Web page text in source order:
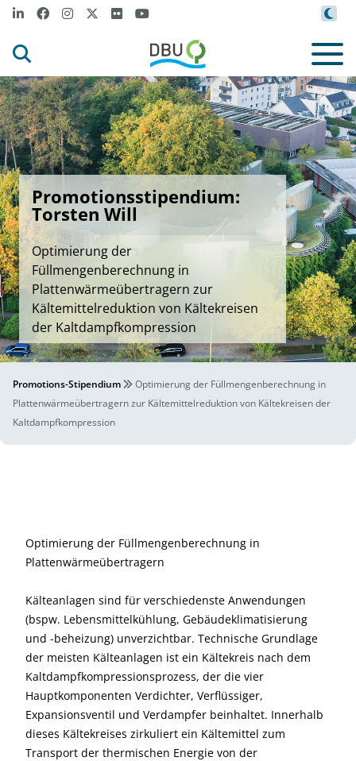
Promotionsstipendium:
Torsten Will
Optimierung der
Füllmengenberechnung in
Plattenwärmeübertragern zur
Kältemittelreduktion von Kältekreisen
der Kaltdampfkompression
Promotions-Stipendium
Optimierung der Füllmengenberechnung in
Plattenwärmeübertragern zur Kältemittelreduktion von Kältekreisen der
Kaltdampfkompression
Optimierung der Füllmengenberechnung in
Plattenwärmeübertragern
Kälteanlagen sind für verschiedenste Anwendungen
(bspw. Lebensmittelkühlung, Gebäudeklimatisierung
und -beheizung) unverzichtbar. Technische Grundlage
der meisten Kälteanlagen ist ein Kältekreis nach dem
Kaltdampfkompressionsprozess, der die vier
Hauptkomponenten Verdichter, Verflüssiger,
Expansionsventil und Verdampfer beinhaltet. Innerhalb
dieses Kältekreises zirkuliert ein Kältemittel zum
Transport der thermischen Energie von der